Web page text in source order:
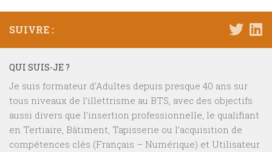
SUIVRE :
QUI SUIS-JE ?
Je suis formateur d’Adultes depuis presque 40 ans sur
tous niveaux de l’illettrisme au BTS, avec des objectifs
aussi divers que l’insertion professionnelle, le qualifiant
en Tertiaire, Bâtiment, Tapisserie ou l’acquisition de
compétences clés (Français – Numérique) et Utilisateur